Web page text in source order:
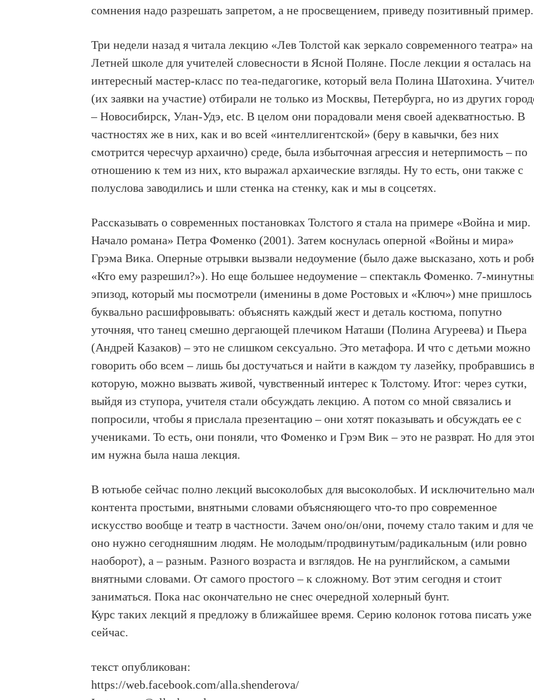
сомнения надо разрешать запретом, а не просвещением, приведу позитивный пример.
Три недели назад я читала лекцию «Лев Толстой как зеркало современного театра» на
Летней школе для учителей словесности в Ясной Поляне. После лекции я осталась на
интересный мастер-класс по теа-педагогике, который вела Полина Шатохина.
(их заявки на участие) отбирали не только из Москвы, Петербурга, но из других
– Новосибирск, Улан-Удэ, etc. В целом они порадовали меня своей адекватностью. В
частностях же в них, как и во всей «интеллигентской» (беру в кавычки, без них
смотрится чересчур архаично) среде, была избыточная агрессия и нетерпимость – по
отношению к тем из них, кто выражал архаические взгляды. Ну то есть, они также с
полуслова заводились и шли стенка на стенку, как и мы в соцсетях.
Рассказывать о современных постановках Толстого я стала на примере «Война и мир.
Начало романа» Петра Фоменко (2001). Затем коснулась оперной «Войны и мира»
Грэма Вика. Оперные отрывки вызвали недоумение (было даже высказано, хоть и
«Кто ему разрешил?»). Но еще большее недоумение – спектакль Фоменко. 7-
эпизод, который мы посмотрели (именины в доме Ростовых и «Ключ») мне пришлось
буквально расшифровывать: объяснять каждый жест и деталь костюма, попутно
уточняя, что танец смешно дергающей плечиком Наташи (Полина Агуреева) и Пьера
(Андрей Казаков) – это не слишком сексуально. Это метафора. И что с детьми можно
говорить обо всем – лишь бы достучаться и найти в каждом ту лазейку, пробравшись
которую, можно вызвать живой, чувственный интерес к Толстому. Итог: через сутки,
выйдя из ступора, учителя стали обсуждать лекцию. А потом со мной связались и
попросили, чтобы я прислала презентацию – они хотят показывать и обсуждать ее с
учениками. То есть, они поняли, что Фоменко и Грэм Вик – это не разврат. Но для
им нужна была наша лекция.
В ютьюбе сейчас полно лекций высоколобых для высоколобых. И исключительно
контента простыми, внятными словами объясняющего что-то про современное
искусство вообще и театр в частности. Зачем оно/он/они, почему стало таким и для
оно нужно сегодняшним людям. Не молодым/продвинутым/радикальным (или ровно
наоборот), а – разным. Разного возраста и взглядов. Не на рунглийском, а самыми
внятными словами. От самого простого – к сложному. Вот этим сегодня и стоит
заниматься. Пока нас окончательно не снес очередной холерный бунт.
Курс таких лекций я предложу в ближайшее время. Серию колонок готова писать уже
сейчас.
текст опубликован:
https://web.facebook.com/alla.shenderova/